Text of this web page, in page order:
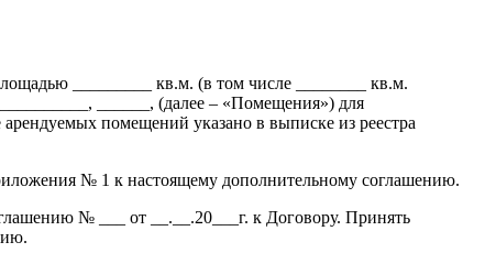
_________ кв.м. (в том числе ________ кв.м.
______, (далее – «Помещения») для
помещений указано в выписке из реестра
№ 1 к настоящему дополнительному соглашению.
№ ___ от __.__.20___г. к Договору. Принять